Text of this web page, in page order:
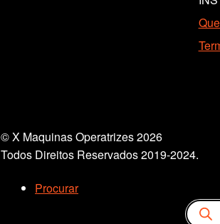
© X Maquinas Operatrizes 2026
Todos Direitos Reservados 2019-2024.
Procurar